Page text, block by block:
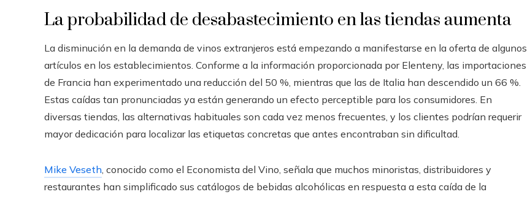
La probabilidad de desabastecimiento en las tiendas aumenta
La disminución en la demanda de vinos extranjeros está empezando a manifestarse en la oferta de algunos
artículos en los establecimientos. Conforme a la información proporcionada por Elenteny, las importaciones
de Francia han experimentado una reducción del 50 %, mientras que las de Italia han descendido un 66 %.
Estas caídas tan pronunciadas ya están generando un efecto perceptible para los consumidores. En
diversas tiendas, las alternativas habituales son cada vez menos frecuentes, y los clientes podrían requerir
mayor dedicación para localizar las etiquetas concretas que antes encontraban sin dificultad.
Mike Veseth, conocido como el Economista del Vino, señala que muchos minoristas, distribuidores y
restaurantes han simplificado sus catálogos de bebidas alcohólicas en respuesta a esta caída de la